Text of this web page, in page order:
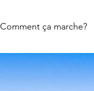
Comment ça marche?